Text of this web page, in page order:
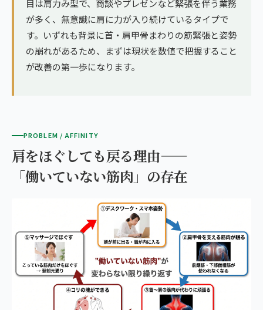
目は肩力み型で、商談やプレゼンなど緊張を伴う業務
が多く、無意識に肩に力が入り続けているタイプで
す。いずれも背景に首・肩甲骨まわりの筋緊張と姿勢
の崩れがあるため、まずは現状を数値で把握すること
が改善の第一歩になります。
PROBLEM / AFFINITY
肩をほぐしても戻る理由——
「働いていない筋肉」の存在